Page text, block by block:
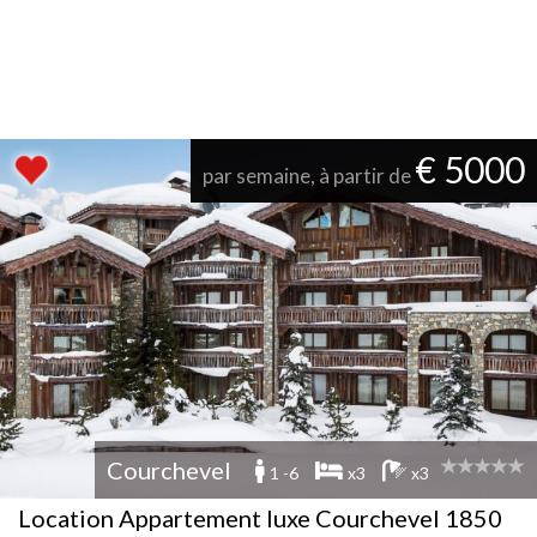
par semaine, à partir de€ 5000
Courchevel 1 -6 x3 x3
Location Appartement luxe Courchevel 1850